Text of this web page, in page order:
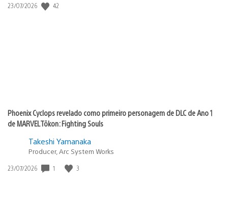
Data
23/07/2026 42
Phoenix Cyclops revelado como primeiro personagem de DLC de Ano 1
de MARVEL Tōkon: Fighting Souls
Takeshi Yamanaka
Producer, Arc System Works
Data
23/07/2026 1 3